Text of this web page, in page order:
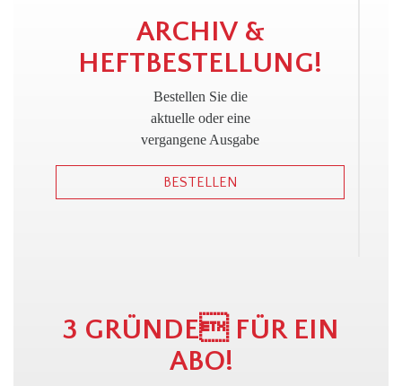
!
ARCHIV &
HEFTBESTELLUNG!
Bestellen Sie die
aktuelle oder eine
vergangene Ausgabe
BESTELLEN
3 GRÜNDE FÜR EIN
ABO!